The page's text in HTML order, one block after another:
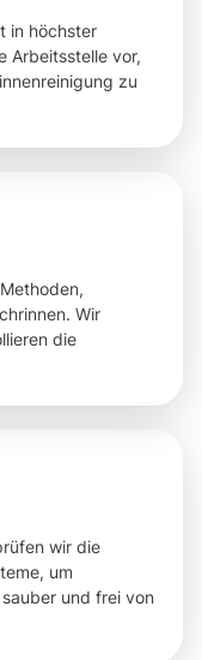
in höchster
Arbeitsstelle vor,
zu
Wir
die
wir die
um
und frei von